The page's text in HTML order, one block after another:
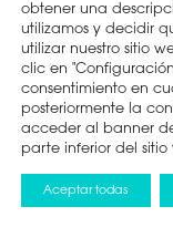
obtener una
utilizamos y decidir
utilizar nuestro sitio
clic en
consentimiento en
posteriormente la
acceder al banner
parte inferior del sitio
Aceptar todas